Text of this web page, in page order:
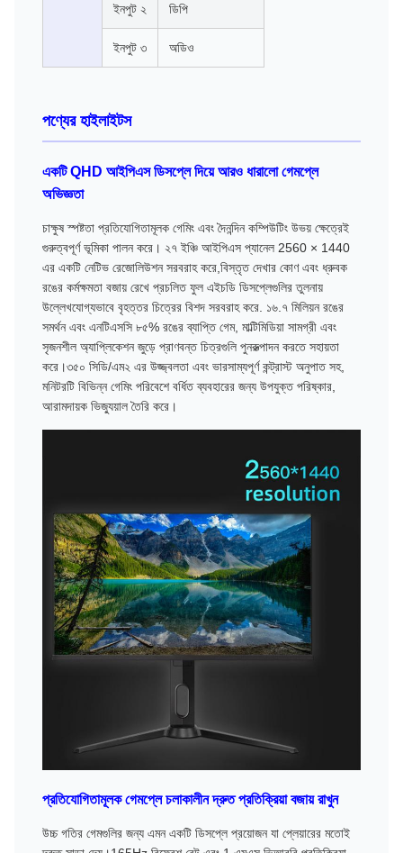
ইনপুট ২ ডিপি
ইনপুট ৩ অডিও
পণ্যের হাইলাইটস
একটি QHD আইপিএস ডিসপ্লে দিয়ে আরও ধারালো গেমপ্লে
অভিজ্ঞতা
চাক্ষুষ স্পষ্টতা প্রতিযোগিতামূলক গেমিং এবং দৈনন্দিন কম্পিউটিং উভয় ক্ষেত্রেই
গুরুত্বপূর্ণ ভূমিকা পালন করে। ২৭ ইঞ্চি আইপিএস প্যানেল 2560 × 1440
এর একটি নেটিভ রেজোলিউশন সরবরাহ করে,বিস্তৃত দেখার কোণ এবং ধ্রুবক
রঙের কর্মক্ষমতা বজায় রেখে প্রচলিত ফুল এইচডি ডিসপ্লেগুলির তুলনায়
উল্লেখযোগ্যভাবে বৃহত্তর চিত্রের বিশদ সরবরাহ করে. ১৬.৭ মিলিয়ন রঙের
সমর্থন এবং এনটিএসসি ৮৫% রঙের ব্যাপ্তি গেম, মাল্টিমিডিয়া সামগ্রী এবং
সৃজনশীল অ্যাপ্লিকেশন জুড়ে প্রাণবন্ত চিত্রগুলি পুনরুত্পাদন করতে সহায়তা
করে।৩৫০ সিডি/এম২ এর উজ্জ্বলতা এবং ভারসাম্যপূর্ণ কন্ট্রাস্ট অনুপাত সহ,
মনিটরটি বিভিন্ন গেমিং পরিবেশে বর্ধিত ব্যবহারের জন্য উপযুক্ত পরিষ্কার,
আরামদায়ক ভিজ্যুয়াল তৈরি করে।
প্রতিযোগিতামূলক গেমপ্লে চলাকালীন দ্রুত প্রতিক্রিয়া বজায় রাখুন
উচ্চ গতির গেমগুলির জন্য এমন একটি ডিসপ্লে প্রয়োজন যা প্লেয়ারের মতোই